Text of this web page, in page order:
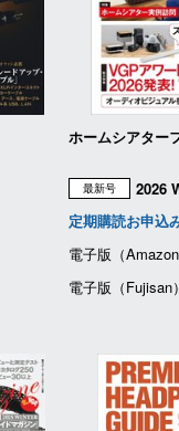
ホームシアター
最新号
2026
定期購読お申込
電子版（Amazon
電子版（Fujisan）